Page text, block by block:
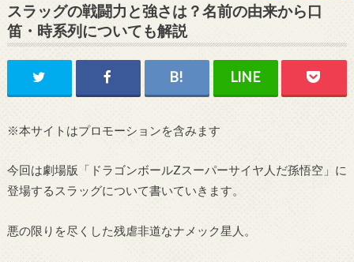
スラッグの戦闘力と強さは？名前の由来から口
笛・時系列についても解説
※本サイトはプロモーションを含みます
今回は劇場版「ドラゴンボールZスーパーサイヤ人だ孫悟空」に
登場するスラッグについて書いていきます。
悪の限りを尽くした残虐非道なナメック星人。